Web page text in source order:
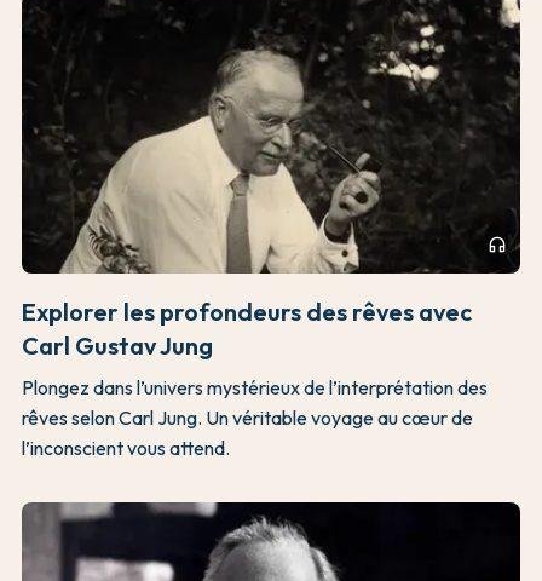
headphones
Explorer les profondeurs des rêves avec
Carl Gustav Jung
Plongez dans l’univers mystérieux de l’interprétation des
rêves selon Carl Jung. Un véritable voyage au cœur de
l’inconscient vous attend.